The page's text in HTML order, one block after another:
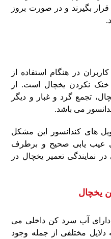
بگیرند و در صورت بروز
در هنگام استفاده از
خنک نکردن یخچال است. از
تجمع گرد و غبار و دیگر
می باشد.
های کندانسور این مشکل
عیب یابی صحیح و برطرف
تعمیر یخچال در
یخچال
دارای آب سرد کن داخلی می
مختلفی از جمله وجود